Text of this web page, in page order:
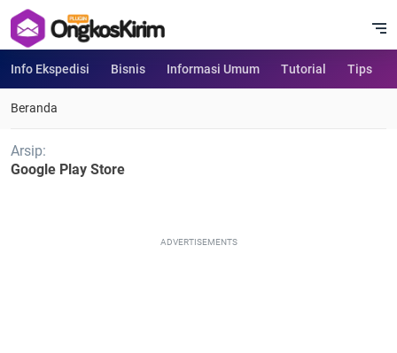
Info Ekspedisi Bisnis Informasi Umum Tutorial Tips
Beranda
Arsip:
Google Play Store
ADVERTISEMENTS